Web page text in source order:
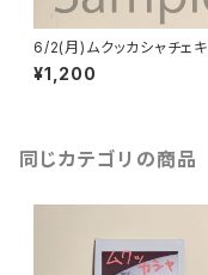
6/2(月)ムクッカシャチェキ
¥1,200
同じカテゴリの商品